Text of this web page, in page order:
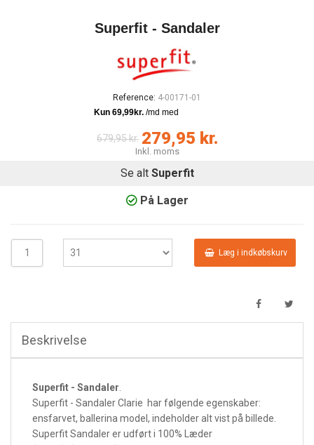
Superfit - Sandaler
Reference: 4-00171-01
679,95 kr. 279,95 kr.
Inkl. moms
Se alt Superfit
På Lager
Læg i indkøbskurv
Beskrivelse
Superfit - Sandaler.
Superfit - Sandaler Clarie har følgende egenskaber:
ensfarvet, ballerina model, indeholder alt vist på billede.
Superfit Sandaler er udført i 100% Læder